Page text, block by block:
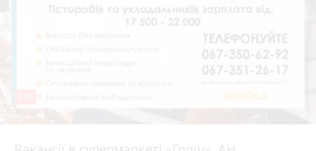
4 серпня 2026 р.